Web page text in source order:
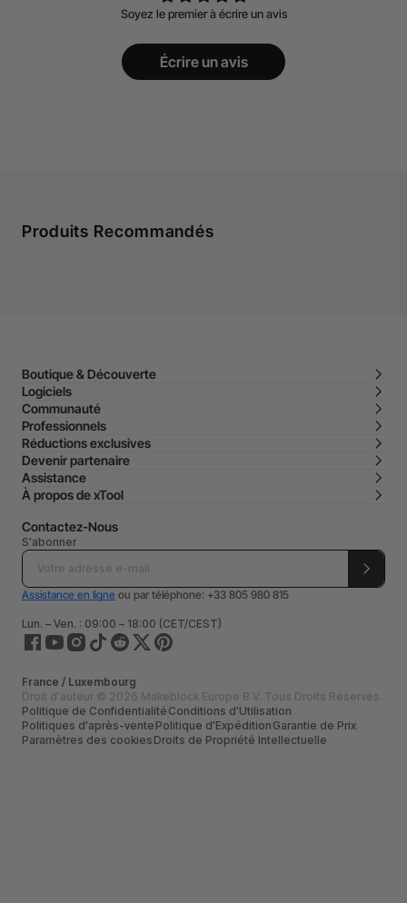
Soyez le premier à écrire un avis
Écrire un avis
Produits Recommandés
Boutique & Découverte
Logiciels
Communauté
Professionnels
Réductions exclusives
Devenir partenaire
Assistance
À propos de xTool
Contactez-Nous
S'abonner
Assistance en ligne ou par téléphone: +33 805 980 815
Lun. – Ven. : 09:00 – 18:00 (CET/CEST)
France / Luxembourg
Droit d'auteur © 2026 Makeblock Europe B.V. Tous Droits Réservés.
Politique de Confidentialité Conditions d'Utilisation
Politiques d'après-vente Politique d'Expédition Garantie de Prix
Paramètres des cookies Droits de Propriété Intellectuelle